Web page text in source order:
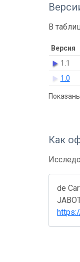
В
Версия
1.1
1.0
Как
de